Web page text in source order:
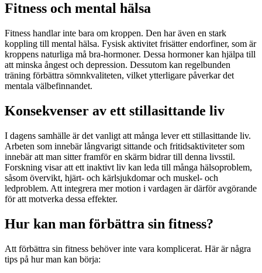
Fitness och mental hälsa
Fitness handlar inte bara om kroppen. Den har även en stark
koppling till mental hälsa. Fysisk aktivitet frisätter endorfiner, som är
kroppens naturliga må bra-hormoner. Dessa hormoner kan hjälpa till
att minska ångest och depression. Dessutom kan regelbunden
träning förbättra sömnkvaliteten, vilket ytterligare påverkar det
mentala välbefinnandet.
Konsekvenser av ett stillasittande liv
I dagens samhälle är det vanligt att många lever ett stillasittande liv.
Arbeten som innebär långvarigt sittande och fritidsaktiviteter som
innebär att man sitter framför en skärm bidrar till denna livsstil.
Forskning visar att ett inaktivt liv kan leda till många hälsoproblem,
såsom övervikt, hjärt- och kärlsjukdomar och muskel- och
ledproblem. Att integrera mer motion i vardagen är därför avgörande
för att motverka dessa effekter.
Hur kan man förbättra sin fitness?
Att förbättra sin fitness behöver inte vara komplicerat. Här är några
tips på hur man kan börja: